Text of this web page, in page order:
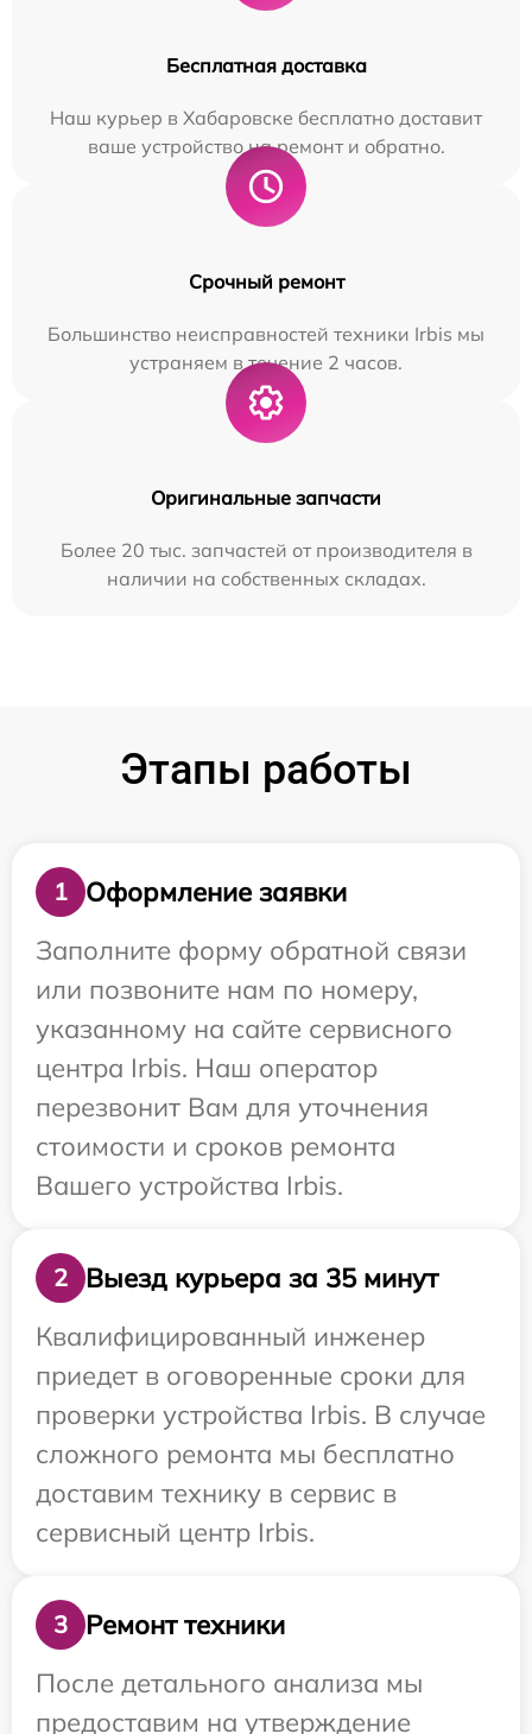
Бесплатная доставка
Наш курьер в Хабаровске бесплатно доставит
ваше устройство на ремонт и обратно.
Срочный ремонт
Большинство неисправностей техники Irbis мы
устраняем в течение 2 часов.
Оригинальные запчасти
Более 20 тыс. запчастей от производителя в
наличии на собственных складах.
Этапы работы
1
Оформление заявки
Заполните форму обратной связи
или позвоните нам по номеру,
указанному на сайте сервисного
центра Irbis. Наш оператор
перезвонит Вам для уточнения
стоимости и сроков ремонта
Вашего устройства Irbis.
2
Выезд курьера за 35 минут
Квалифицированный инженер
приедет в оговоренные сроки для
проверки устройства Irbis. В случае
сложного ремонта мы бесплатно
доставим технику в сервис в
сервисный центр Irbis.
3
Ремонт техники
После детального анализа мы
предоставим на утверждение